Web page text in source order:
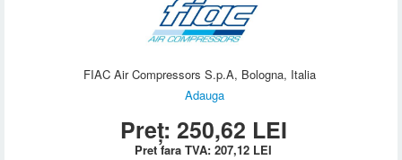
FIAC Air Compressors S.p.A, Bologna, Italia
Adauga
Preț: 250,62 LEI
Pret fara TVA:207,12 LEI